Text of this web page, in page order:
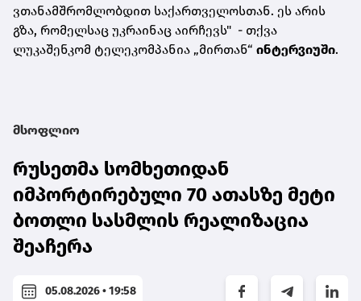
ვთანამშრომლობდით საქართველოსთან. ეს არის
გზა, რომელსაც უკრაინაც აირჩევს" - თქვა
ლუკაშენკომ ტელეკომპანია „მირთან“ ინტერვიუში.
მსოფლიო
რუსეთმა სომხეთიდან
იმპორტირებული 70 ათასზე მეტი
ბოთლი სასმლის რეალიზაცია
შეაჩერა
05.08.2026 • 19:58